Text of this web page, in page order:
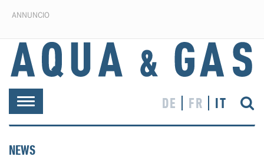
ANNUNCIO
Toggle
navigation
DE FR IT
NEWS